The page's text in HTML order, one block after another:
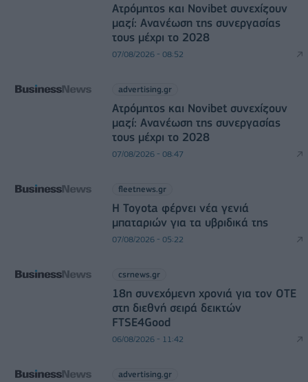
Ατρόμητος και Novibet συνεχίζουν
μαζί: Ανανέωση της συνεργασίας
τους μέχρι το 2028
07/08/2026 - 08:52
advertising.gr
Ατρόμητος και Novibet συνεχίζουν
μαζί: Ανανέωση της συνεργασίας
τους μέχρι το 2028
07/08/2026 - 08:47
fleetnews.gr
Η Toyota φέρνει νέα γενιά
μπαταριών για τα υβριδικά της
07/08/2026 - 05:22
csrnews.gr
18η συνεχόμενη χρονιά για τον ΟΤΕ
στη διεθνή σειρά δεικτών
FTSE4Good
06/08/2026 - 11:42
advertising.gr